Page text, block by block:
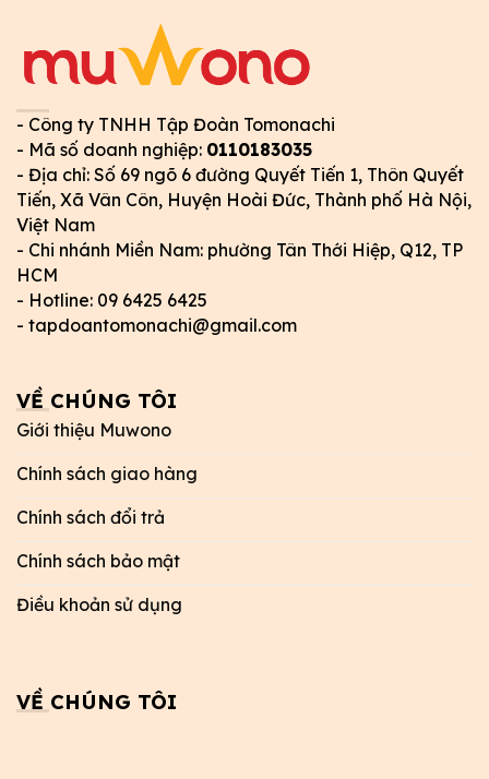
- Công ty TNHH Tập Đoàn Tomonachi
- Mã số doanh nghiệp: 0110183035
- Địa chỉ: Số 69 ngõ 6 đường Quyết Tiến 1, Thôn Quyết
Tiến, Xã Vân Côn, Huyện Hoài Đức, Thành phố Hà Nội,
Việt Nam
- Chi nhánh Miền Nam: phường Tân Thới Hiệp, Q12, TP
HCM
- Hotline: 09 6425 6425
- tapdoantomonachi@gmail.com
VỀ CHÚNG TÔI
Giới thiệu Muwono
Chính sách giao hàng
Chính sách đổi trả
Chính sách bảo mật
Điều khoản sử dụng
VỀ CHÚNG TÔI